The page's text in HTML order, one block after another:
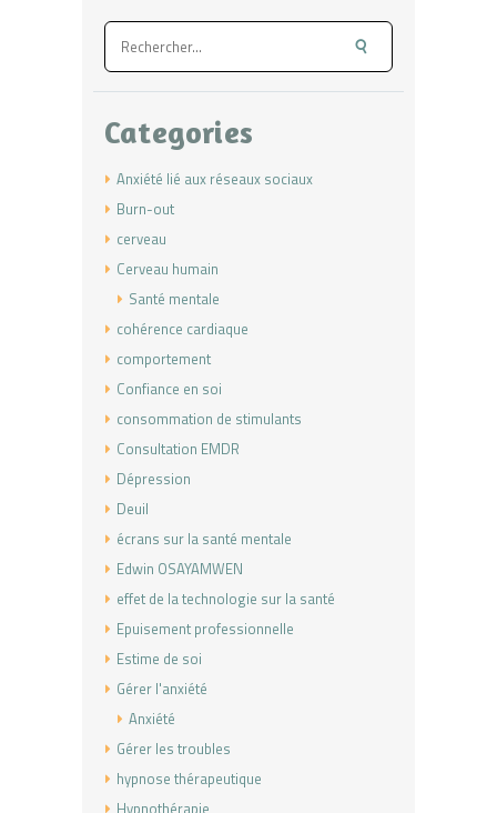
Rechercher :
Categories
Anxiété lié aux réseaux sociaux
Burn-out
cerveau
Cerveau humain
Santé mentale
cohérence cardiaque
comportement
Confiance en soi
consommation de stimulants
Consultation EMDR
Dépression
Deuil
écrans sur la santé mentale
Edwin OSAYAMWEN
effet de la technologie sur la santé
Epuisement professionnelle
Estime de soi
Gérer l'anxiété
Anxiété
Gérer les troubles
hypnose thérapeutique